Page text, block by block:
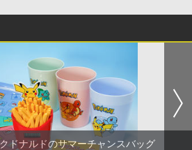
ドナルドのサマーチャンスバッグ